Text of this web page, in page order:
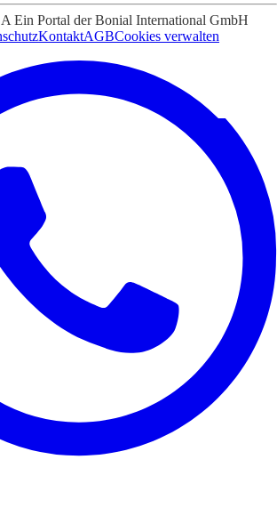
Ein Portal der Bonial International GmbH
KontaktAGBCookies verwalten